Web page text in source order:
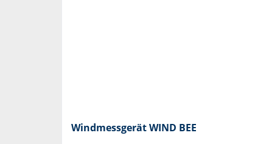
Windmessgerät WIND BEE